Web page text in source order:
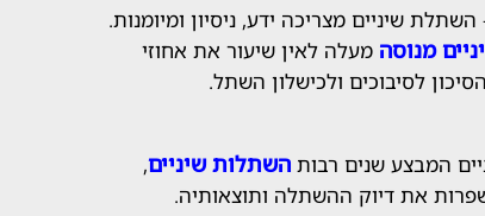
השתלת שיניים מצריכה ידע, ניסיון ומיומנות.
מנוסה מעלה לאין שיעור את אחוזי
לסיבוכים ולכישלון השתל.
המבצע שנים רבות השתלות שיניים,
את דיוק ההשתלה ותוצאותיה.